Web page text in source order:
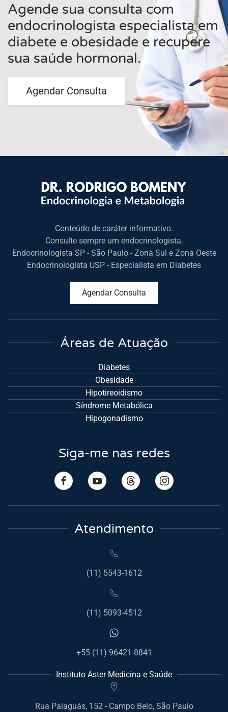
Agende sua consulta com
endocrinologista especialista em
diabete e obesidade e recupere
sua saúde hormonal.
Agendar Consulta
Conteúdo de caráter informativo.
Consulte sempre um endocrinologista.
Endocrinologista SP - São Paulo - Zona Sul e Zona Oeste
Endocrinologista USP - Especialista em Diabetes
Agendar Consulta
Áreas de Atuação
Diabetes
Obesidade
Hipotireoidismo
Síndrome Metabólica
Hipogonadismo
Siga-me nas redes
Atendimento
(11) 5543-1612
(11) 5093-4512
+55 (11) 96421-8841
Instituto Aster Medicina e Saúde
Rua Paiaguás, 152 - Campo Belo, São Paulo